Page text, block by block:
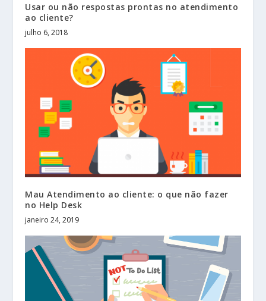
Usar ou não respostas prontas no atendimento
ao cliente?
julho 6, 2018
Mau Atendimento ao cliente: o que não fazer
no Help Desk
janeiro 24, 2019